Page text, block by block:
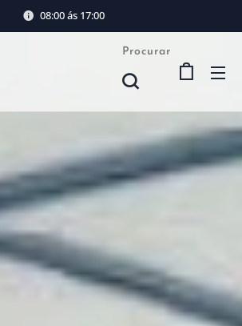
08:00 ás 17:00
Procurar